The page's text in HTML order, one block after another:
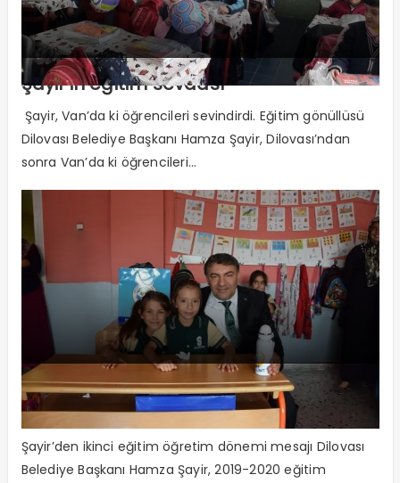
Şayir’in eğitim sevdası
Şayir, Van’da ki öğrencileri sevindirdi. Eğitim gönüllüsü
Dilovası Belediye Başkanı Hamza Şayir, Dilovası’ndan
sonra Van’da ki öğrencileri...
“Öğretmen ve Öğrencilerimize
Başarılar Dilerim”
Şayir’den ikinci eğitim öğretim dönemi mesajı Dilovası
Belediye Başkanı Hamza Şayir, 2019-2020 eğitim